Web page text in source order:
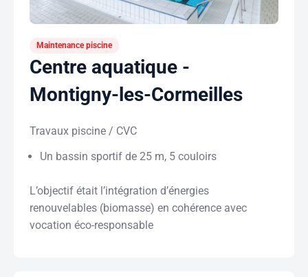
Maintenance piscine
Centre aquatique -
Montigny-les-Cormeilles
Travaux piscine / CVC
Un bassin sportif de 25 m, 5 couloirs
L’objectif était l’intégration d’énergies
renouvelables (biomasse) en cohérence avec
vocation éco-responsable